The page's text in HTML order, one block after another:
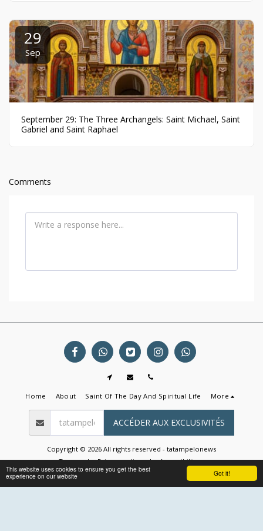
Got it!
This website uses cookies to ensure you get the best
experience on our website
29
Sep
September 29: The Three Archangels: Saint Michael, Saint
Gabriel and Saint Raphael
Comments
Home About Saint Of The Day And Spiritual Life More
ACCÉDER AUX EXCLUSIVITÉS
Copyright © 2026 All rights reserved - tatampelonews
Terms|Privacy policy|Accessibility